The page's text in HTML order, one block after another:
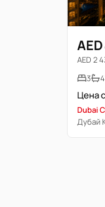
AED 2
3
4
Dubai
Дубай